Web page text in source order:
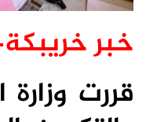
خبر
قررت وزارة